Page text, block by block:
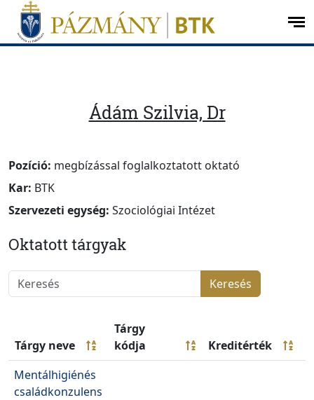
Ugrás a menüre
Ugrás a tartalomra
Ádám Szilvia, Dr
Pozíció: megbízással foglalkoztatott oktató
Kar: BTK
Szervezeti egység: Szociológiai Intézet
Oktatott tárgyak
Keresés
Tárgy neve
Tárgy
kódja
Kreditérték
Mentálhigiénés
családkonzulens